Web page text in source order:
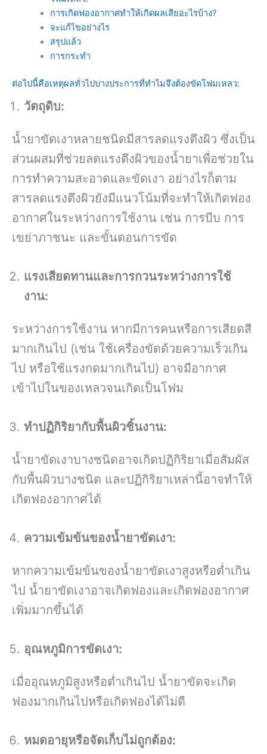
การเกิดฟองอากาศทำให้เกิดผลเสียอะไรบ้าง?
จะแก้ไขอย่างไร
สรุปแล้ว
การกระทำ
ต่อไปนี้คือเหตุผลทั่วไปบางประการที่ทำไมจึงต้องขัดโฟมเหลว:
วัตถุดิบ:
น้ำยาขัดเงาหลายชนิดมีสารลดแรงตึงผิว ซึ่งเป็น
ส่วนผสมที่ช่วยลดแรงตึงผิวของน้ำยาเพื่อช่วยใน
การทำความสะอาดและขัดเงา อย่างไรก็ตาม
สารลดแรงตึงผิวยังมีแนวโน้มที่จะทำให้เกิดฟอง
อากาศในระหว่างการใช้งาน เช่น การบีบ การ
เขย่าภาชนะ และขั้นตอนการขัด
แรงเสียดทานและการกวนระหว่างการใช้
งาน:
ระหว่างการใช้งาน หากมีการคนหรือการเสียดสี
มากเกินไป (เช่น ใช้เครื่องขัดด้วยความเร็วเกิน
ไป หรือใช้แรงกดมากเกินไป) อาจมีอากาศ
เข้าไปในของเหลวจนเกิดเป็นโฟม
ทำปฏิกิริยากับพื้นผิวชิ้นงาน:
น้ำยาขัดเงาบางชนิดอาจเกิดปฏิกิริยาเมื่อสัมผัส
กับพื้นผิวบางชนิด และปฏิกิริยาเหล่านี้อาจทำให้
เกิดฟองอากาศได้
ความเข้มข้นของน้ำยาขัดเงา:
หากความเข้มข้นของน้ำยาขัดเงาสูงหรือต่ำเกิน
ไป น้ำยาขัดเงาอาจเกิดฟองและเกิดฟองอากาศ
เพิ่มมากขึ้นได้
อุณหภูมิการขัดเงา:
เมื่ออุณหภูมิสูงหรือต่ำเกินไป น้ำยาขัดจะเกิด
ฟองมากเกินไปหรือเกิดฟองได้ไม่ดี
หมดอายุหรือจัดเก็บไม่ถูกต้อง: